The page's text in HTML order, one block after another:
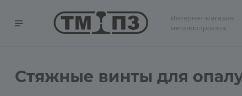
Интернет-магазин
металлопроката
Стяжные винты для